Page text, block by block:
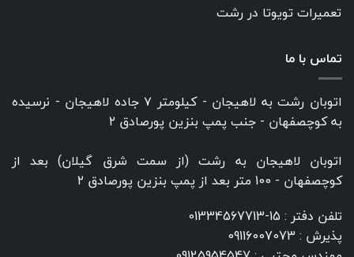
تعمیرات تویوتا در رشت
تماس با ما
اتوبان رشت به لاهیجان - کیلومتر ۷ جاده لاهیجان - نرسیده
به کوچصفهان - جنب پمپ بنزین پورصادق ۲
اتوبان لاهیجان به رشت (از سمت شرق گیلان) بعد از
کوچصفهان - 100 متر بعد از پمپ بنزین پورصادق ۲
تلفن دفتر : 15-01334567713
پذیرش : 09116007073